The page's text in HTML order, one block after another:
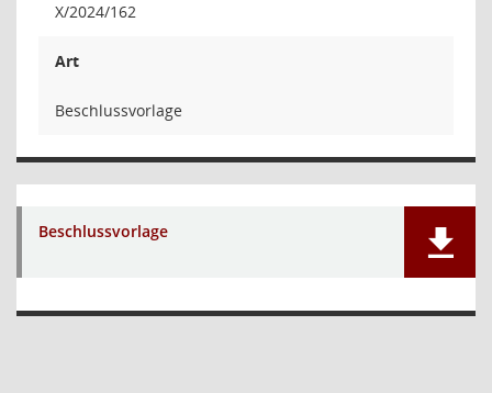
X/2024/162
Art
Beschlussvorlage
Beschlussvorlage